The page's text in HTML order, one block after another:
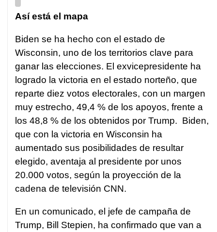
Así está el mapa
Biden se ha hecho con el estado de
Wisconsin, uno de los territorios clave para
ganar las elecciones. El exvicepresidente ha
logrado la victoria en el estado norteño, que
reparte diez votos electorales, con un margen
muy estrecho, 49,4 % de los apoyos, frente a
los 48,8 % de los obtenidos por Trump. Biden,
que con la victoria en Wisconsin ha
aumentado sus posibilidades de resultar
elegido, aventaja al presidente por unos
20.000 votos, según la proyección de la
cadena de televisión CNN.
En un comunicado, el jefe de campaña de
Trump, Bill Stepien, ha confirmado que van a